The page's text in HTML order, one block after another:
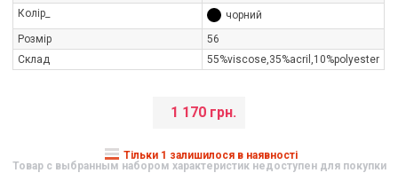
Колір_
чорний
Розмір
56
Склад
55%viscose,35%aсril,10%polуester
1 170 грн.
Тільки 1 залишилося в наявності
Товар с выбранным набором характеристик недоступен для покупки